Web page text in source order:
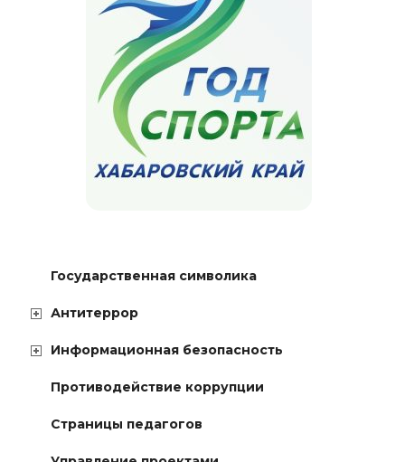
Государственная символика
Антитеррор
Информационная безопасность
Противодействие коррупции
Страницы педагогов